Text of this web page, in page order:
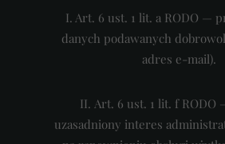
I. Art. 6 ust. 1 lit. a RODO —
danych podawanych
adres e-mail).
II. Art. 6 ust. 1 lit. f RODO
uzasadniony interes